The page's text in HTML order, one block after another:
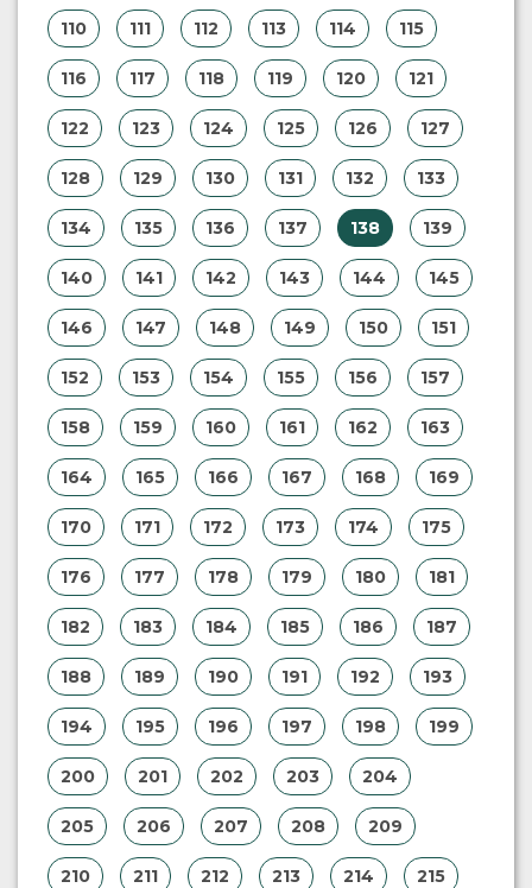
098 099 100 101 102 103
104 105 106 107 108 109
110 111 112 113 114 115
116 117 118 119 120 121
122 123 124 125 126 127
128 129 130 131 132 133
134 135 136 137 138 139
140 141 142 143 144 145
146 147 148 149 150 151
152 153 154 155 156 157
158 159 160 161 162 163
164 165 166 167 168 169
170 171 172 173 174 175
176 177 178 179 180 181
182 183 184 185 186 187
188 189 190 191 192
194 195 196 197 198
200 201 202 203 204